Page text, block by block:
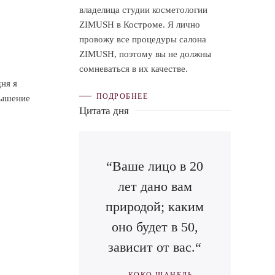
я
владелица студии косметологии
ZIMUSH в Костроме. Я лично
провожу все процедуры салона
ZIMUSH, поэтому вы не должны
сомневаться в их качестве.
ПОДРОБНЕЕ
Цитата дня
“Ваше лицо в 20
лет дано вам
природой; каким
оно будет в 50,
зависит от вас.“